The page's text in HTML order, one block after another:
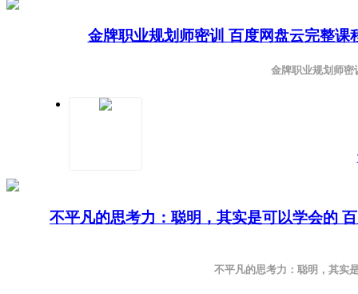
金牌职业规划师密训 百度网盘云完整课
金牌职业规划师密
不平凡的思考力：聪明，其实是可以学会的
不平凡的思考力：聪明，其实